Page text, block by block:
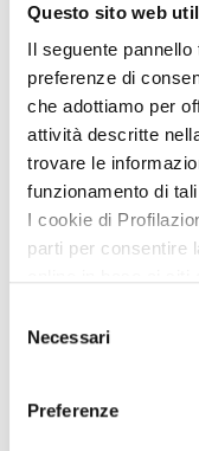
Questo sito web
Il seguente
preferenze di
che adottiamo per
attività descritte
trovare le
funzionamento di
I cookie di
parti per consentire
qualsiasi momento.
delNecessari
Preferenze
iscrizione:
AZIENDA
P. IVA
PASSWORD (minimo
Oppure
ospite